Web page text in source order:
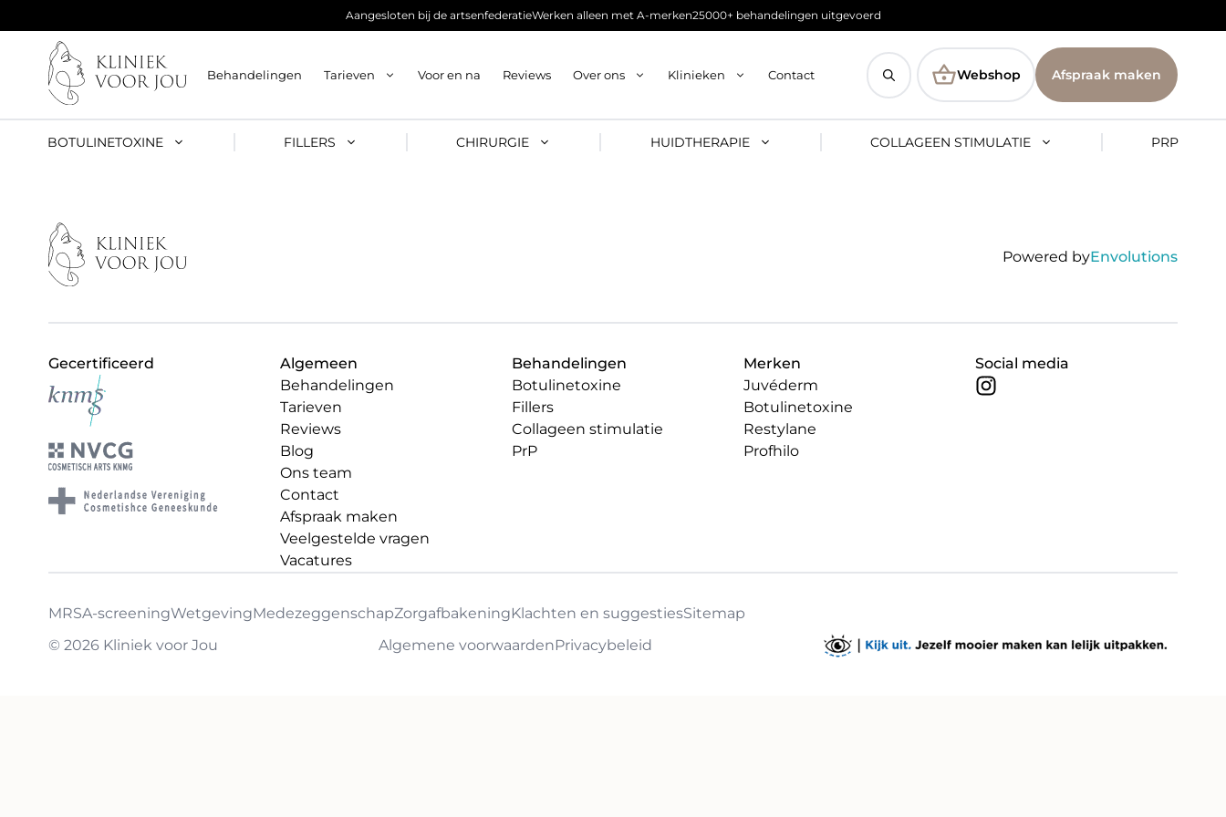
naar
inhoud
Aangesloten bij de artsenfederatieWerken alleen met A-merken25000+ behandelingen uitgevoerd
Behandelingen Tarieven Voor en na Reviews Over ons Klinieken Contact Webshop Afspraak maken
BOTULINETOXINE FILLERS CHIRURGIE HUIDTHERAPIE COLLAGEEN STIMULATIE PRP
Powered byEnvolutions
Gecertificeerd
Algemeen
Behandelingen
Tarieven
Reviews
Blog
Ons team
Contact
Afspraak maken
Veelgestelde vragen
Vacatures
Behandelingen
Botulinetoxine
Fillers
Collageen stimulatie
PrP
Merken
Juvéderm
Botulinetoxine
Restylane
Profhilo
Social media
MRSA-screeningWetgevingMedezeggenschapZorgafbakeningKlachten en suggestiesSitemap
© 2026 Kliniek voor Jou
Algemene voorwaardenPrivacybeleid